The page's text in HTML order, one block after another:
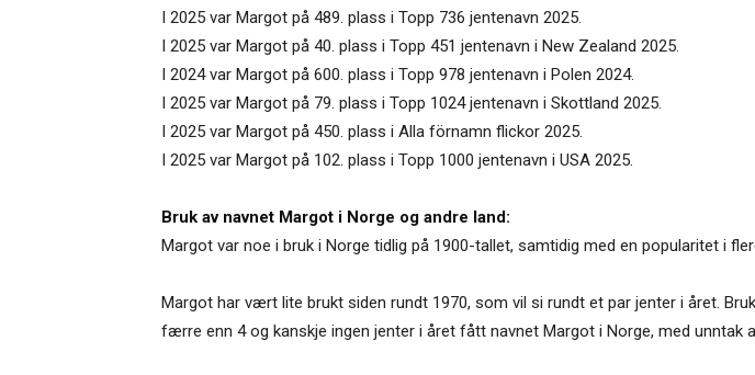
I 2025 var Margot på 489. plass i Topp 736 jentenavn 2025.
I 2025 var Margot på 40. plass i Topp 451 jentenavn i New Zealand 2025.
I 2024 var Margot på 600. plass i Topp 978 jentenavn i Polen 2024.
I 2025 var Margot på 79. plass i Topp 1024 jentenavn i Skottland 2025.
I 2025 var Margot på 450. plass i Alla förnamn flickor 2025.
I 2025 var Margot på 102. plass i Topp 1000 jentenavn i USA 2025.
Bruk av navnet Margot i Norge og andre land:
Margot var noe i bruk i Norge tidlig på 1900-tallet, samtidig med en popularitet i
Margot har vært lite brukt siden rundt 1970, som vil si rundt et par jenter i året.
færre enn 4 og kanskje ingen jenter i året fått navnet Margot i Norge, med unntak